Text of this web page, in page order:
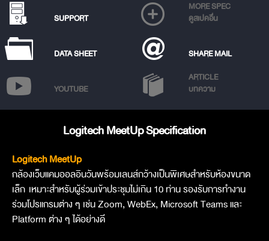
SUPPORT
MORE SPEC
ดูสเปคอื่น
DATA SHEET SHARE MAIL
YOUTUBE
ARTICLE
บทความ
Logitech MeetUp Specification
Logitech MeetUp
กล้องเว็บแคมออลอินวันพร้อมเลนส์กว้างเป็นพิเศษสำหรับห้องขนาด
เล็ก เหมาะสำหรับผู้ร่วมเข้าประชุมไม่เกิน 10 ท่าน รองรับการทำงาน
ร่วมโปรแกรมต่าง ๆ เช่น Zoom, WebEx, Microsoft Teams และ
Platform ต่าง ๆ ได้อย่างดี